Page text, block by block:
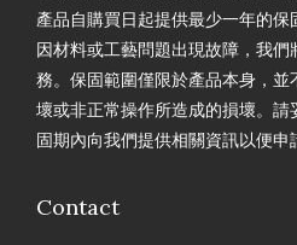
產品自購買日起提供最少一年的
因材料或工藝問題出現故障，我
務。保固範圍僅限於產品本身，
壞或非正常操作所造成的損壞。
固期內向我們提供相關資訊以便申
Contact